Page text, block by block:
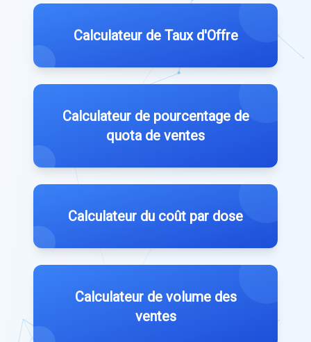
Calculateur de Taux d'Offre
Calculateur de pourcentage de
quota de ventes
Calculateur du coût par dose
Calculateur de volume des
ventes